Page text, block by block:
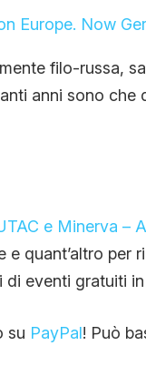
Europe. Now
filo-russa,
anni sono che
e Minerva –
quant’altro per
eventi gratuiti
su PayPal! Può